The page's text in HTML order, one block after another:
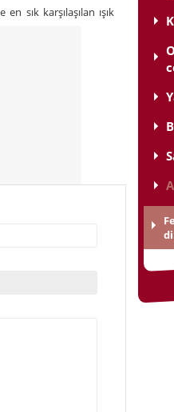
sık karşılaşılan ışık